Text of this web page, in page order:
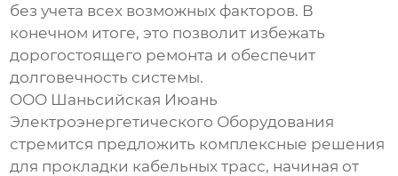
без учета всех возможных факторов. В
конечном итоге, это позволит избежать
дорогостоящего ремонта и обеспечит
долговечность системы.
ООО Шаньсийская Июань
Электроэнергетического Оборудования
стремится предложить комплексные решения
для прокладки кабельных трасс, начиная от